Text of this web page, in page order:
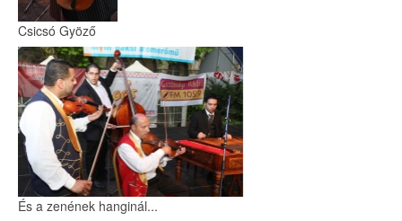
Csicsó Gyöző
És a zenének hanginál...